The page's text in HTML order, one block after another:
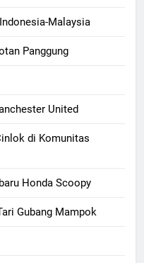
Malaysia
Panggung
United
di Komunitas
Honda Scoopy
Gubang Mampok